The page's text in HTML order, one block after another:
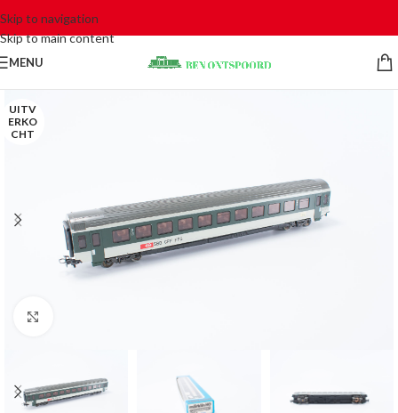
Skip to navigation
Skip to main content
MENU
UITV
ERKO
CHT